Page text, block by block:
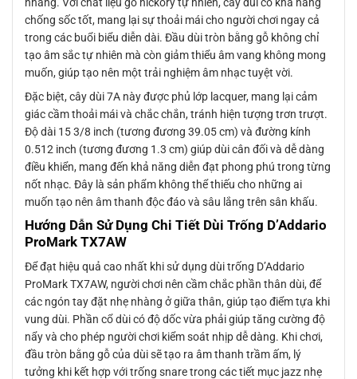
nhàng. Với chất liệu gỗ hickory tự nhiên, cây dùi có khả năng
chống sốc tốt, mang lại sự thoải mái cho người chơi ngay cả
trong các buổi biểu diễn dài. Đầu dùi tròn bằng gỗ không chỉ
tạo âm sắc tự nhiên mà còn giảm thiểu âm vang không mong
muốn, giúp tạo nên một trải nghiệm âm nhạc tuyệt vời.
Đặc biệt, cây dùi 7A này được phủ lớp lacquer, mang lại cảm
giác cầm thoải mái và chắc chắn, tránh hiện tượng trơn trượt.
Độ dài 15 3/8 inch (tương đương 39.05 cm) và đường kính
0.512 inch (tương đương 1.3 cm) giúp dùi cân đối và dễ dàng
điều khiển, mang đến khả năng diễn đạt phong phú trong từng
nốt nhạc. Đây là sản phẩm không thể thiếu cho những ai
muốn tạo nên âm thanh độc đáo và sâu lắng trên sân khấu.
Hướng Dẫn Sử Dụng Chi Tiết Dùi Trống D’Addario
ProMark TX7AW
Để đạt hiệu quả cao nhất khi sử dụng dùi trống D’Addario
ProMark TX7AW, người chơi nên cầm chắc phần thân dùi, để
các ngón tay đặt nhẹ nhàng ở giữa thân, giúp tạo điểm tựa khi
vung dùi. Phần cổ dùi có độ dốc vừa phải giúp tăng cường độ
nẩy và cho phép người chơi kiểm soát nhịp dễ dàng. Khi chơi,
đầu tròn bằng gỗ của dùi sẽ tạo ra âm thanh trầm ấm, lý
tưởng khi kết hợp với trống snare trong các tiết mục jazz nhẹ